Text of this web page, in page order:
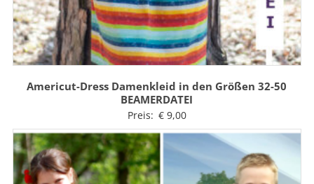
Americut-Dress Damenkleid in den Größen 32-50
BEAMERDATEI
Preis: €9,00